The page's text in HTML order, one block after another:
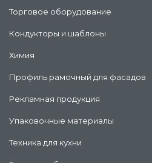
Торговое оборудование
Кондукторы и шаблоны
Химия
Профиль рамочный для фасадов
Рекламная продукция
Упаковочные материалы
Техника для кухни